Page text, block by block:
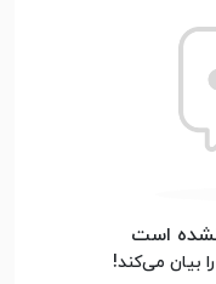
است
بیان می‌کند!